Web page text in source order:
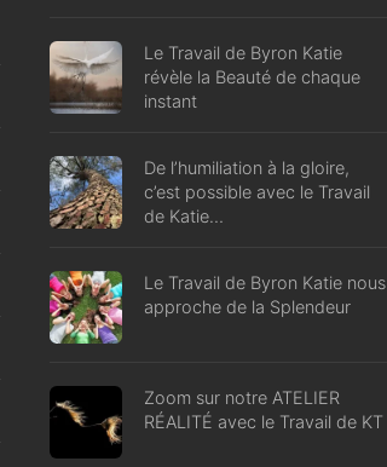
Le Travail de Byron Katie
révèle la Beauté de chaque
instant
De l’humiliation à la gloire,
c’est possible avec le Travail
de Katie…
Le Travail de Byron Katie nous
approche de la Splendeur
Zoom sur notre ATELIER
RÉALITÉ avec le Travail de KT